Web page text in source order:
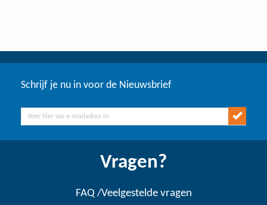
Schrijf je nu in voor de Nieuwsbrief
Vragen?
FAQ /Veelgestelde vragen